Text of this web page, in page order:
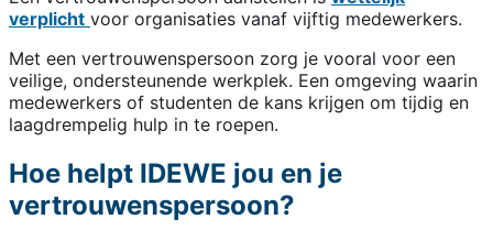
verplicht voor organisaties vanaf vijftig medewerkers.
Met een vertrouwenspersoon zorg je vooral voor een
veilige, ondersteunende werkplek. Een omgeving waarin
medewerkers of studenten de kans krijgen om tijdig en
laagdrempelig hulp in te roepen.
Hoe helpt IDEWE jou en je
vertrouwenspersoon?